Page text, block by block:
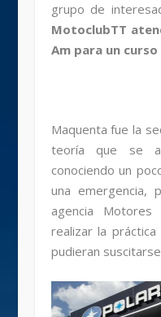
grupo de
MotoclubTT
Am para un
Maquenta fue la
teoría que se
conociendo un
una emergencia,
agencia
realizar la
pudieran